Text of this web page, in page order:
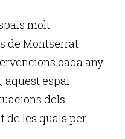
molt
de Montserrat
cada any.
aquest espai
dels
de les quals per